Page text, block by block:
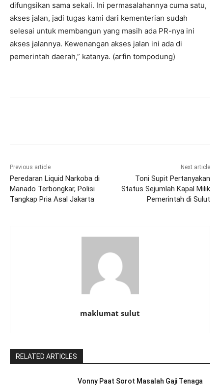
difungsikan sama sekali. Ini permasalahannya cuma satu,
akses jalan, jadi tugas kami dari kementerian sudah
selesai untuk membangun yang masih ada PR-nya ini
akses jalannya. Kewenangan akses jalan ini ada di
pemerintah daerah,” katanya. (arfin tompodung)
Previous article
Peredaran Liquid Narkoba di
Manado Terbongkar, Polisi
Tangkap Pria Asal Jakarta
Next article
Toni Supit Pertanyakan
Status Sejumlah Kapal Milik
Pemerintah di Sulut
maklumat sulut
RELATED ARTICLES
Vonny Paat Sorot Masalah Gaji Tenaga